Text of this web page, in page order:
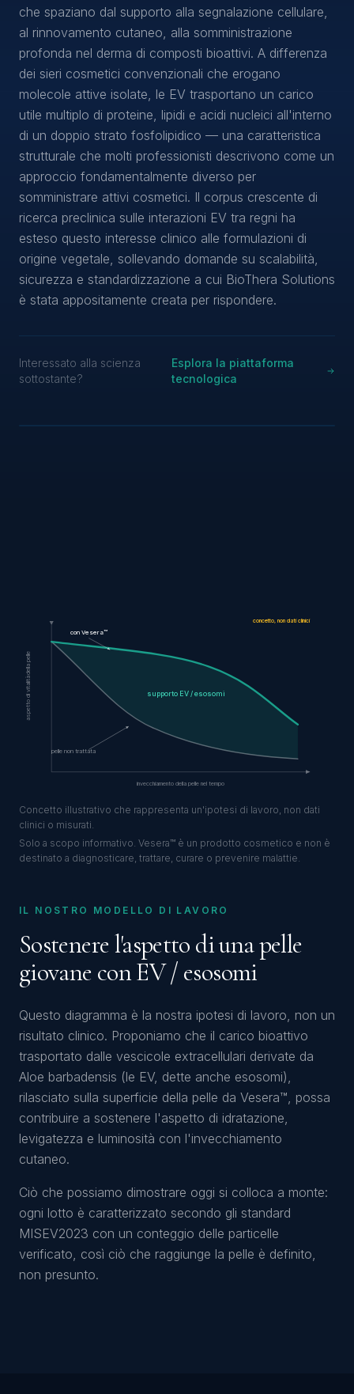
che spaziano dal supporto alla segnalazione cellulare,
al rinnovamento cutaneo, alla somministrazione
profonda nel derma di composti bioattivi. A differenza
dei sieri cosmetici convenzionali che erogano
molecole attive isolate, le EV trasportano un carico
utile multiplo di proteine, lipidi e acidi nucleici all'interno
di un doppio strato fosfolipidico — una caratteristica
strutturale che molti professionisti descrivono come un
approccio fondamentalmente diverso per
somministrare attivi cosmetici. Il corpus crescente di
ricerca preclinica sulle interazioni EV tra regni ha
esteso questo interesse clinico alle formulazioni di
origine vegetale, sollevando domande su scalabilità,
sicurezza e standardizzazione a cui BioThera Solutions
è stata appositamente creata per rispondere.
Interessato alla scienza
sottostante?
Esplora la piattaforma
tecnologica
supporto EV / esosomi
con Vesera™
pelle non trattata
aspetto di vitalità della pelle
invecchiamento della pelle nel tempo
concetto, non dati clinici
Concetto illustrativo che rappresenta un'ipotesi di lavoro, non dati
clinici o misurati.
Solo a scopo informativo. Vesera™ è un prodotto cosmetico e non è
destinato a diagnosticare, trattare, curare o prevenire malattie.
IL NOSTRO MODELLO DI LAVORO
Sostenere l'aspetto di una pelle
giovane con EV / esosomi
Questo diagramma è la nostra ipotesi di lavoro, non un
risultato clinico. Proponiamo che il carico bioattivo
trasportato dalle vescicole extracellulari derivate da
Aloe barbadensis (le EV, dette anche esosomi),
rilasciato sulla superficie della pelle da Vesera™, possa
contribuire a sostenere l'aspetto di idratazione,
levigatezza e luminosità con l'invecchiamento
cutaneo.
Ciò che possiamo dimostrare oggi si colloca a monte:
ogni lotto è caratterizzato secondo gli standard
MISEV2023 con un conteggio delle particelle
verificato, così ciò che raggiunge la pelle è definito,
non presunto.